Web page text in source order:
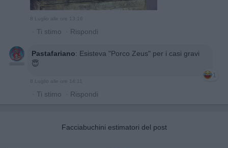
8 Luglio alle ore 13:16
· Ti stimo · Rispondi
Pastafariano: Esisteva "Porco Zeus" per i casi gravi
😇
1
· Ti stimo · Rispondi
Facciabuchini estimatori del post